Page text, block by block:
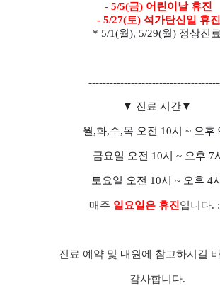
- 5/5(금) 어린이날 휴진
- 5/27(토) 석가탄신일 휴진
* 5/1(월), 5/29(월) 정상진료
▼ 진료 시간▼
월,화,수,목 오전 10시 ~ 오후
금요일 오전 10시 ~ 오후 7시
토요일 오전 10시 ~ 오후 4시
매주 일요일은 휴진입니다.
진료 예약 및 내원에 참고하시길
감사합니다.